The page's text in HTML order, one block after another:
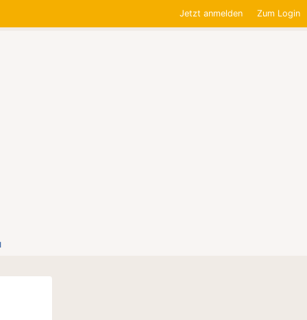
Jetzt anmelden Zum Login